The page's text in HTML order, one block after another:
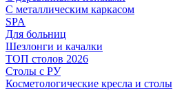
С металлическим каркасом
SPA
Для больниц
Шезлонги и качалки
ТОП столов 2026
Столы с РУ
Косметологические кресла и столы